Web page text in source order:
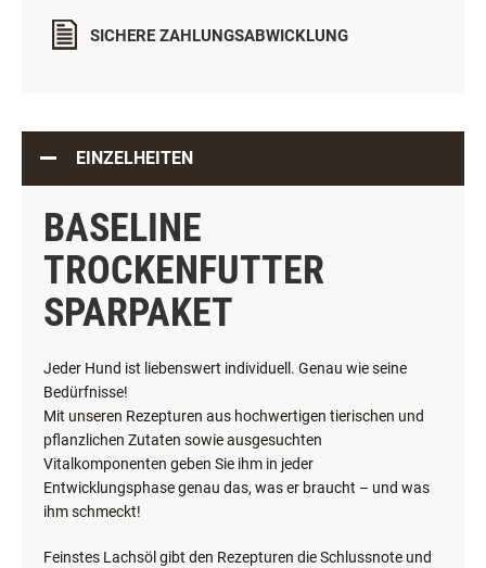
SICHERE ZAHLUNGSABWICKLUNG
EINZELHEITEN
BASELINE
TROCKENFUTTER
SPARPAKET
Jeder Hund ist liebenswert individuell. Genau wie seine
Bedürfnisse!
Mit unseren Rezepturen aus hochwertigen tierischen und
pflanzlichen Zutaten sowie ausgesuchten
Vitalkomponenten geben Sie ihm in jeder
Entwicklungsphase genau das, was er braucht – und was
ihm schmeckt!
Feinstes Lachsöl gibt den Rezepturen die Schlussnote und